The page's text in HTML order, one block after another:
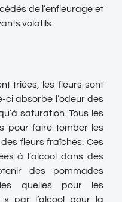
de l’enfleurage et
volatils.
triées, les fleurs sont
ci absorbe l’odeur des
saturation. Tous les
pour faire tomber les
fleurs fraîches. Ces
à l’alcool dans des
des pommades
quelles pour les
» par l’alcool pour la